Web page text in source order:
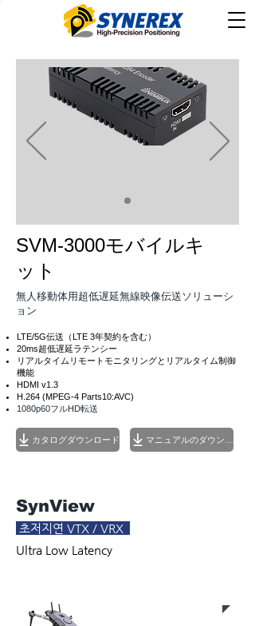
SVM-3000モバイルキ
ット
​無人移動体用超低遅延無線映像伝送ソリューシ
ョン
LTE/5G伝送（LTE 3年契約を含む）
20ms超低遅延ラテンシー
リアルタイムリモートモニタリングとリアルタイム制御
機能
HDMI v1.3
H.264 (MPEG-4 Parts10:AVC)
1080p60フルHD転送
カタログダウンロード マニュアルのダウンロード
SynView
초저지연 VTX / VRX
Ultra Low Latency